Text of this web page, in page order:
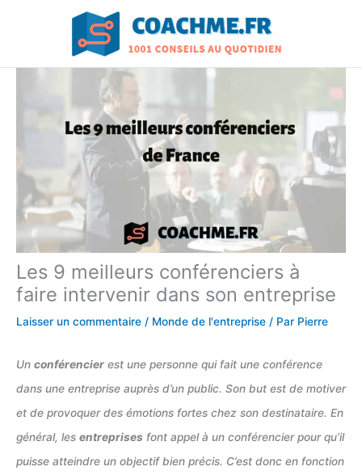
Les 9 meilleurs conférenciers à
faire intervenir dans son entreprise
Laisser un commentaire / Monde de l'entreprise / Par Pierre
Un conférencier est une personne qui fait une conférence
dans une entreprise auprès d’un public. Son but est de motiver
et de provoquer des émotions fortes chez son destinataire. En
général, les entreprises font appel à un conférencier pour qu’il
puisse atteindre un objectif bien précis. C’est donc en fonction